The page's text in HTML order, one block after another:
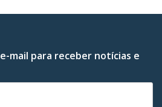
mail para receber notícias e